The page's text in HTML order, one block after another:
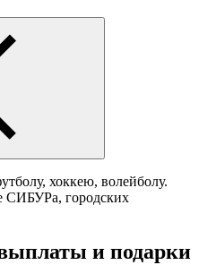
хоккею, волейболу.
СИБУРа, городских
и подарки